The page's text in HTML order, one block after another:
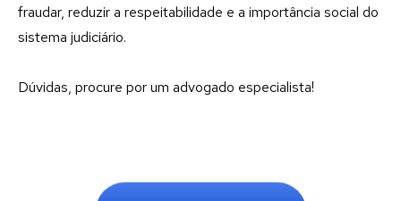
fraudar, reduzir a respeitabilidade e a importância social do
sistema judiciário.
Dúvidas, procure por um advogado especialista!